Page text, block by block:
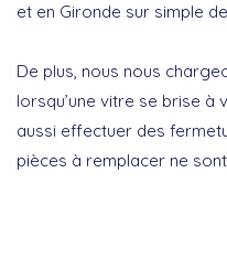
et en Gironde sur simple
De plus, nous nous
lorsqu’une vitre se brise à
aussi effectuer des
pièces à remplacer ne